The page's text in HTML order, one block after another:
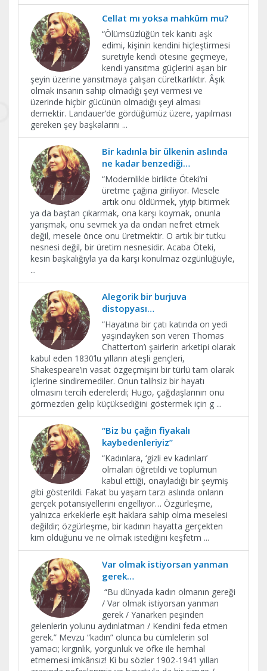
Cellat mı yoksa mahkûm mu?
“Ölümsüzlüğün tek kanıtı aşk
edimi, kişinin kendini hiçleştirmesi
suretiyle kendi ötesine geçmeye,
kendi yansıtma güçlerini aşan bir
şeyin üzerine yansıtmaya çalışan cüretkarlıktır. Âşık
olmak insanın sahip olmadığı şeyi vermesi ve
üzerinde hiçbir gücünün olmadığı şeyi alması
demektir. Landauer’de gördüğümüz üzere, yapılması
gereken şey başkalarını ...
Bir kadınla bir ülkenin aslında
ne kadar benzediği…
​“Modernlikle birlikte Öteki’ni
üretme çağına giriliyor. Mesele
artık onu öldürmek, yiyip bitirmek
ya da baştan çıkarmak, ona karşı koymak, onunla
yarışmak, onu sevmek ya da ondan nefret etmek
değil, mesele önce onu üretmektir. O artık bir tutku
nesnesi değil, bir üretim nesnesidir. Acaba Öteki,
kesin başkalığıyla ya da karşı konulmaz özgünlüğüyle,
...
Alegorik bir burjuva
distopyası…
“Hayatına bir çatı katında on yedi
yaşındayken son veren Thomas
Chatterton’ı şairlerin arketipi olarak
kabul eden 1830’lu yılların ateşli gençleri,
Shakespeare’in vasat özgeçmişini bir türlü tam olarak
içlerine sindiremediler. Onun talihsiz bir hayatı
olmasını tercih ederelerdi; Hugo, çağdaşlarının onu
görmezden gelip küçüksediğini göstermek için g ...
“Biz bu çağın fiyakalı
kaybedenleriyiz”
“Kadınlara, ‘gizli ev kadınları’
olmaları öğretildi ve toplumun
kabul ettiği, onayladığı bir şeymiş
gibi gösterildi. Fakat bu yaşam tarzı aslında onların
gerçek potansiyellerini engelliyor… Özgürleşme,
yalnızca erkeklerle eşit haklara sahip olma meselesi
değildir; özgürleşme, bir kadının hayatta gerçekten
kim olduğunu ve ne olmak istediğini keşfetm ...
Var olmak istiyorsan yanman
gerek…
“Bu dünyada kadın olmanın gereği
/ Var olmak istiyorsan yanman
gerek / Yanarken peşinden
gelenlerin yolunu aydınlatman / Kendini feda etmen
gerek.” Mevzu “kadın” olunca bu cümlelerin sol
yamacı; kırgınlık, yorgunluk ve öfke ile hemhal
etmemesi imkânsız! Ki bu sözler 1902-1941 yılları